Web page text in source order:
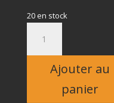
20 en stock
Enfant
Ajouter au
panier